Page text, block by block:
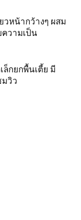
หน้ากว้างๆ ผสม
วามเป็น
กยกพื้นเตี้ย มี
มวิว